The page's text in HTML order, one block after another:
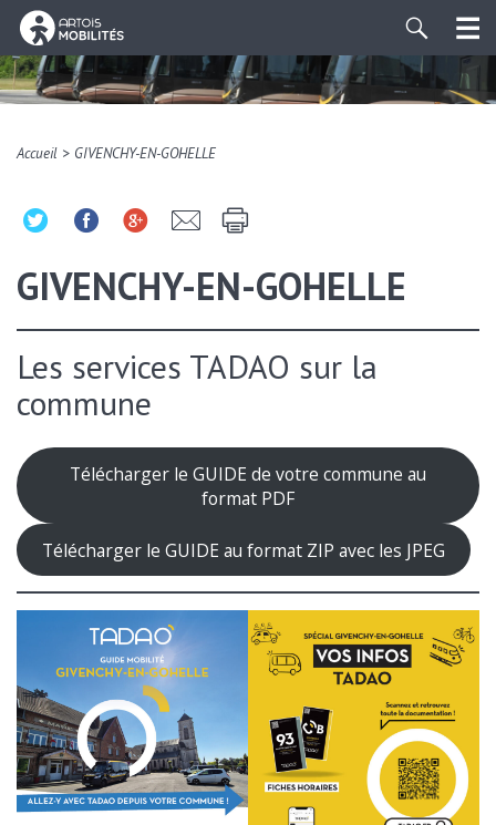
Accueil > GIVENCHY-EN-GOHELLE
GIVENCHY-EN-GOHELLE
Les services TADAO sur la
commune
Télécharger le GUIDE de votre commune au
format PDF
Télécharger le GUIDE au format ZIP avec les JPEG